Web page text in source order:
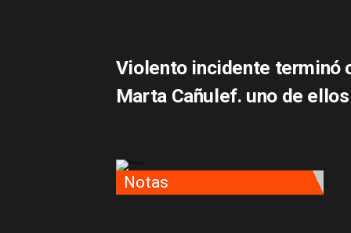
Notas
Violento incidente terminó
Marta Cañulef. uno de